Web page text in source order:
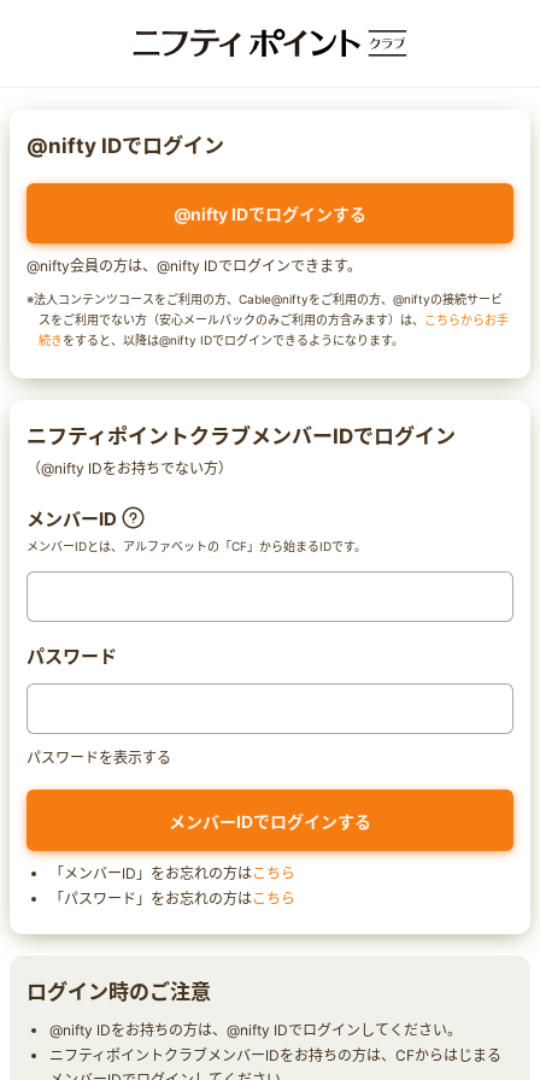
@nifty IDでログイン
@nifty IDでログインする
@nifty会員の方は、@nifty IDでログインできます。
※法人コンテンツコースをご利用の方、Cable@niftyをご利用の方、@niftyの接続サービ
スをご利用でない方（安心メールパックのみご利用の方含みます）は、 こちらからお手
続きをすると、以降は@nifty IDでログインできるようになります。
ニフティポイントクラブメンバーIDでログイン
（@nifty IDをお持ちでない方）
メンバーID
メンバーIDとは、アルファベットの「CF」から始まるIDです。
パスワード
パスワードを表示する
「メンバーID」をお忘れの方はこちら
「パスワード」をお忘れの方はこちら
ログイン時のご注意
@nifty IDをお持ちの方は、@nifty IDでログインしてください。
ニフティポイントクラブメンバーIDをお持ちの方は、CFからはじまる